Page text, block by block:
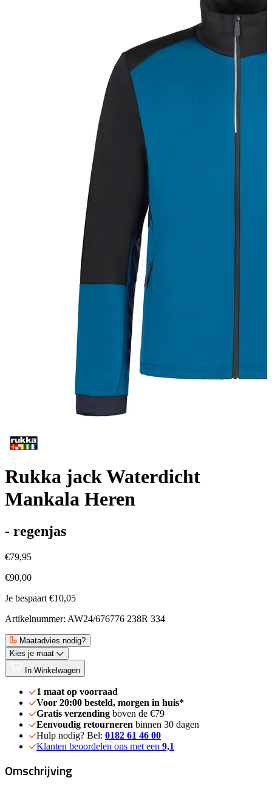
Rukka jack Waterdicht
Mankala Heren
- regenjas
€79,95
€90,00
Je bespaart €10,05
Artikelnummer: AW24/676776 238R 334
Maatadvies nodig?
Kies je maat
In Winkelwagen
1 maat op voorraad
Voor 20:00 besteld, morgen in huis*
Gratis verzending boven de €79
Eenvoudig retourneren binnen 30 dagen
Hulp nodig? Bel: 0182 61 46 00
Klanten beoordelen ons met een 9,1
Omschrijving